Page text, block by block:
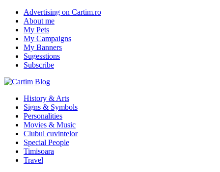
Advertising on Cartim.ro
About me
My Pets
My Campaigns
My Banners
Sugesstions
Subscribe
History & Arts
Signs & Symbols
Personalities
Movies & Music
Clubul cuvintelor
Special People
Timisoara
Travel